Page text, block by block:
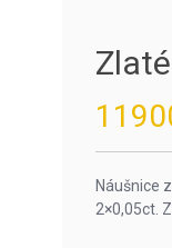
Náušnice
2×0,05ct.